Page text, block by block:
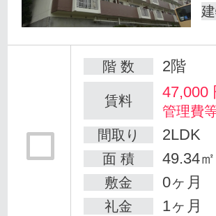
階 数 2階
賃料 47,000
管理費
間取り
2LDK
面 積 49.34㎡
敷金 0ヶ月
礼金 1ヶ月